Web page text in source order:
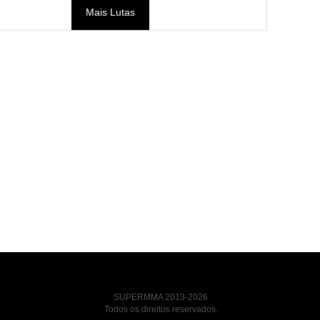
Mais Lutas
SUPERMMA 2013-2026
Todos os direitos reservados.